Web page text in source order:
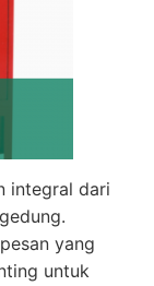
integral dari
yang
untuk